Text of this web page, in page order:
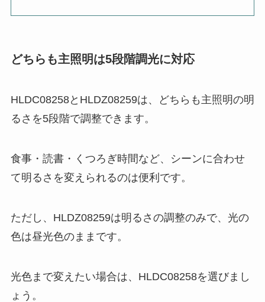
どちらも主照明は5段階調光に対応
HLDC08258とHLDZ08259は、どちらも主照明の明
るさを5段階で調整できます。
食事・読書・くつろぎ時間など、シーンに合わせ
て明るさを変えられるのは便利です。
ただし、HLDZ08259は明るさの調整のみで、光の
色は昼光色のままです。
光色まで変えたい場合は、HLDC08258を選びまし
ょう。